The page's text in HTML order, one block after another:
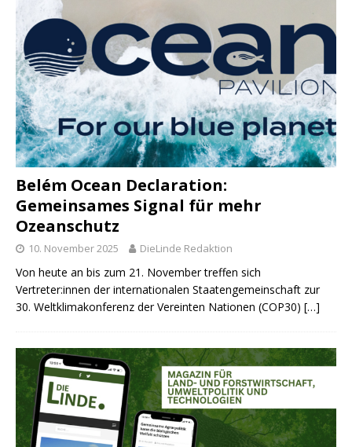
Belém Ocean Declaration:
Gemeinsames Signal für mehr
Ozeanschutz
10. November 2025 DieLinde Redaktion
Von heute an bis zum 21. November treffen sich
Vertreter:innen der internationalen Staatengemeinschaft zur
30. Weltklimakonferenz der Vereinten Nationen (COP30) […]